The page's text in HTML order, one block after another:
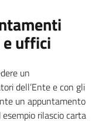
uffici
un
dell’Ente e con gli
un appuntamento
rilascio carta